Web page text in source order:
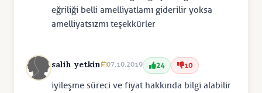
eğriliği belli amelliyatlamı giderilir yoksa
amelliyatsızmı teşekkürler
salih yetkin 07.10.2019 24 10
iyileşme süreci ve fiyat hakkında bilgi alabilir